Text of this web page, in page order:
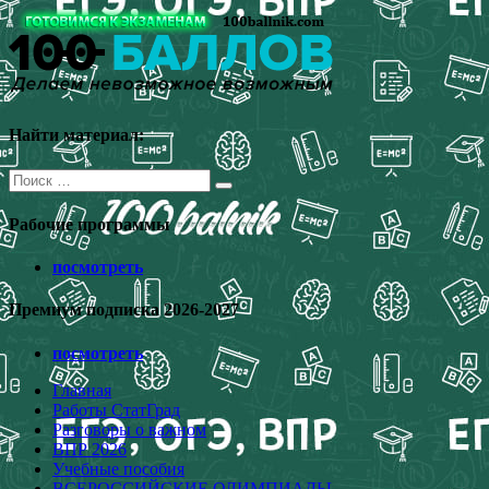
Перейти
к
содержимому
Найти материал:
Поиск
для:
Рабочие программы
посмотреть
Премиум подписка 2026-2027
посмотреть
Главная
Работы СтатГрад
Разговоры о важном
ВПР 2026
Учебные пособия